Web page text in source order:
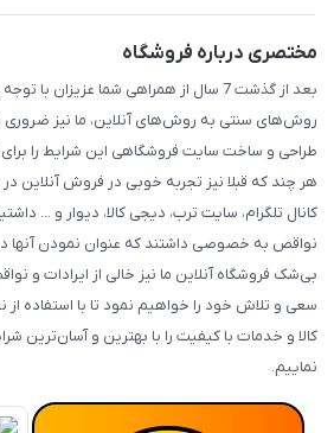
مختصری درباره فروشگاه
بعد از گذشت 7 سال از همراهی شما عزیزان
طراحی و ساخت سایت فروشگاهی این شرایط را برای
هر چند که قبلا نیز تجربه خوبی در فروش آنلاین در
کانال تلگرام، سایت ترب، دیجی کالا، دیوار و ...
نواقص به خصوصی داشتند که عنوان نمودن آنها
بی‌شک فروشگاه آنلاین ما نیز خالی از ایرادات و
سعی و تلاش خود را خواهیم نمود تا با استفاده از
کالا و خدمات با کیفیت را با بهترین و آسان‌ترین
نماییم.